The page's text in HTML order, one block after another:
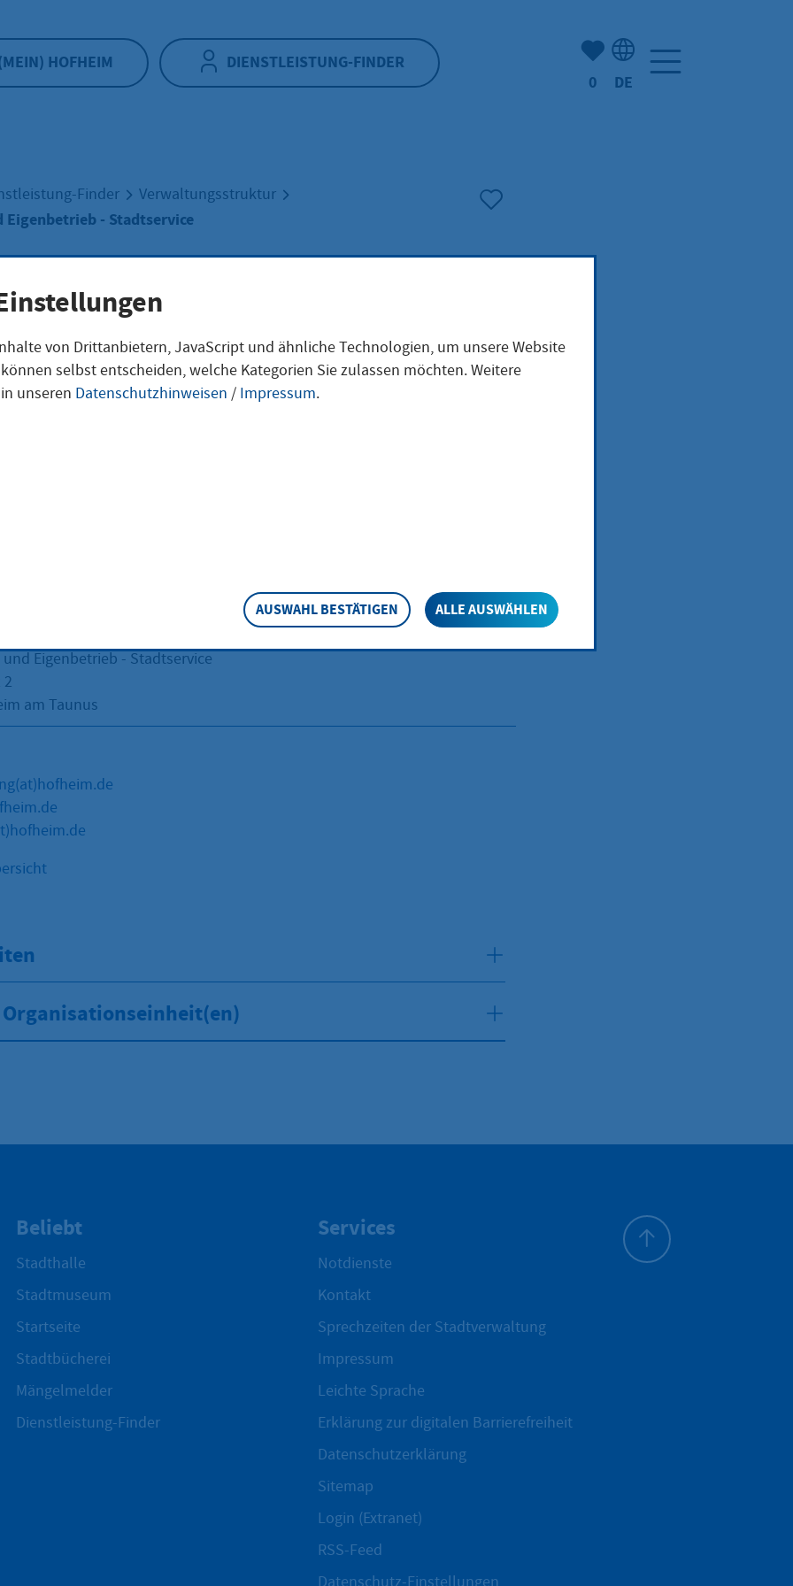
HOFHEIM DIENSTLEISTUNG-FINDER
Anzahl der gemerkten
0 DE
Finder Verwaltungsstruktur
Eigenbetrieb - Stadtservice
und
-
und Eigenbetrieb - Stadtservice
am Taunus
Beliebt
Stadthalle
Stadtmuseum
Startseite
Stadtbücherei
Mängelmelder
Dienstleistung-Finder
Services
Notdienste
Kontakt
Sprechzeiten der Stadtverwaltung
Impressum
Leichte Sprache
Erklärung zur digitalen Barrierefreiheit
Datenschutzerklärung
Sitemap
Login (Extranet)
RSS-Feed
von Drittanbietern, JavaScript und ähnliche Technologien, um unsere Website
selbst entscheiden, welche Kategorien Sie zulassen möchten. Weitere
unseren Datenschutzhinweisen / Impressum.
AUSWAHL BESTÄTIGEN ALLE AUSWÄHLEN